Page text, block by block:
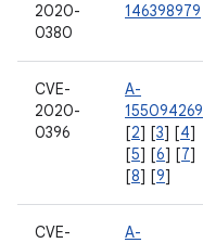
2020-
0380
146398979
CVE-
2020-
0396
A-
155094269
[2] [3] [4]
[5] [6] [7]
[8] [9]
CVE-
A-